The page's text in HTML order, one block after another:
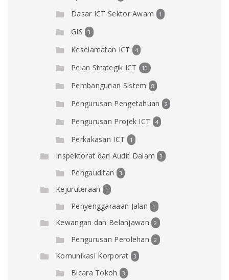
Dasar ICT Sektor Awam 1
GIS 3
Keselamatan ICT 4
Pelan Strategik ICT 10
Pembangunan Sistem 8
Pengurusan Pengetahuan 2
Pengurusan Projek ICT 4
Perkakasan ICT 1
Inspektorat dan Audit Dalam 3
Pengauditan 3
Kejuruteraan 1
Penyenggaraaan Jalan 1
Kewangan dan Belanjawan 2
Pengurusan Perolehan 2
Komunikasi Korporat 3
Bicara Tokoh 3